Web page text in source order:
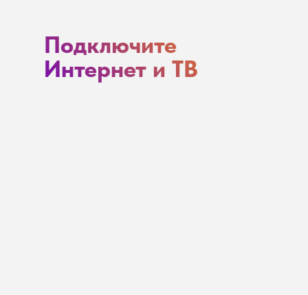
Подключите
Интернет и ТВ